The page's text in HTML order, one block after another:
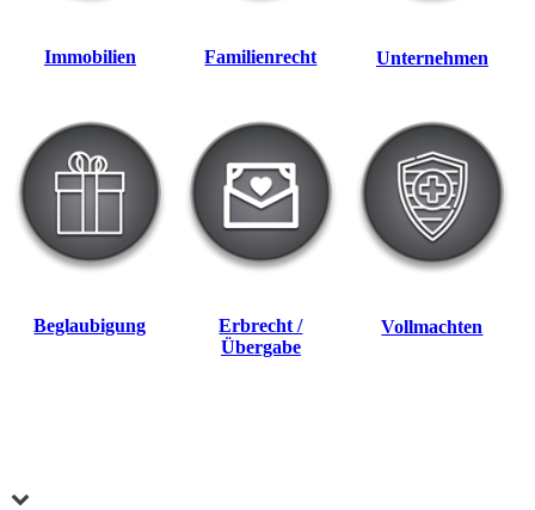
Immobilien Familienrecht Unternehmen
Beglaubigung
Erbrecht /
Übergabe
Vollmachten